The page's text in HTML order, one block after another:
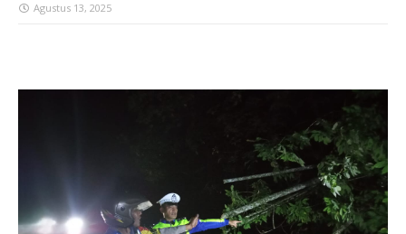
Agustus 13, 2025